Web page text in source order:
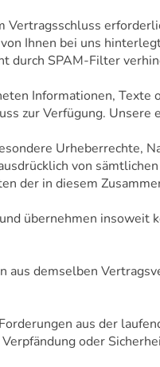
Ihnen bei uns
durch SPAM-Filter
Informationen, Texte
zur Verfügung. Unsere
Urheberrechte,
von
der in diesem
übernehmen insoweit
aus demselben
aus der
oder